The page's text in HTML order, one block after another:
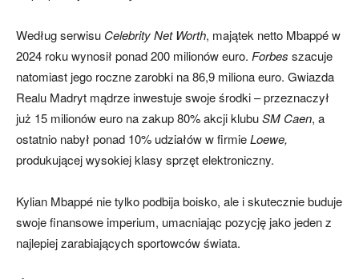
Według serwisu Celebrity Net Worth, majątek netto Mbappé w
2024 roku wynosił ponad 200 milionów euro. Forbes szacuje
natomiast jego roczne zarobki na 86,9 miliona euro. Gwiazda
Realu Madryt mądrze inwestuje swoje środki – przeznaczył
już 15 milionów euro na zakup 80% akcji klubuSM Caen, a
ostatnio nabył ponad 10% udziałów w firmieLoewe,
produkującej wysokiej klasy sprzęt elektroniczny.
Kylian Mbappé nie tylko podbija boisko, ale i skutecznie buduje
swoje finansowe imperium, umacniając pozycję jako jeden z
najlepiej zarabiających sportowców świata.